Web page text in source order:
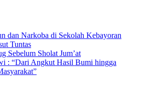
dan Narkoba di Sekolah Kebayoran
Tuntas
Sebelum Sholat Jum’at
: “Dari Angkut Hasil Bumi hingga